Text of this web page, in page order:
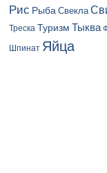
Рис Рыба Свекла
Треска Туризм Тыква
Шпинат Яйца